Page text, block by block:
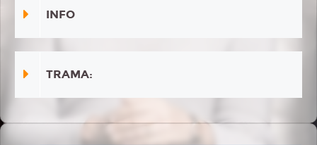
INFO
TRAMA: